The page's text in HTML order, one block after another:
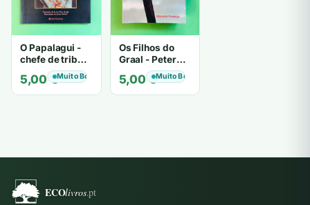
O Papalagui -
chefe de tribo
de tiavéa
5,00€Muito Bom
Os Filhos do
Graal - Peter
Berling
5,00€Muito Bom